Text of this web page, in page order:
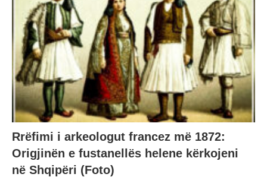
Rrëfimi i arkeologut francez më 1872:
Origjinën e fustanellës helene kërkojeni
në Shqipëri (Foto)